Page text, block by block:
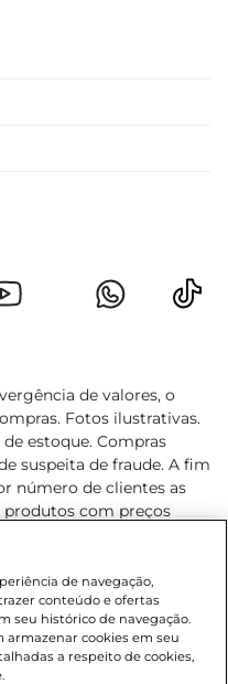
de valores, o
Fotos ilustrativas.
estoque. Compras
suspeita de fraude. A fim
número de clientes as
produtos com preços
são exclusivos para
dia de hoje, podendo
Proibida a venda
de 18 anos, conforme
da Criança e do
exclusivos para o
de navegação,
conteúdo e ofertas
seu histórico de navegação.
armazenar cookies em seu
a respeito de cookies,